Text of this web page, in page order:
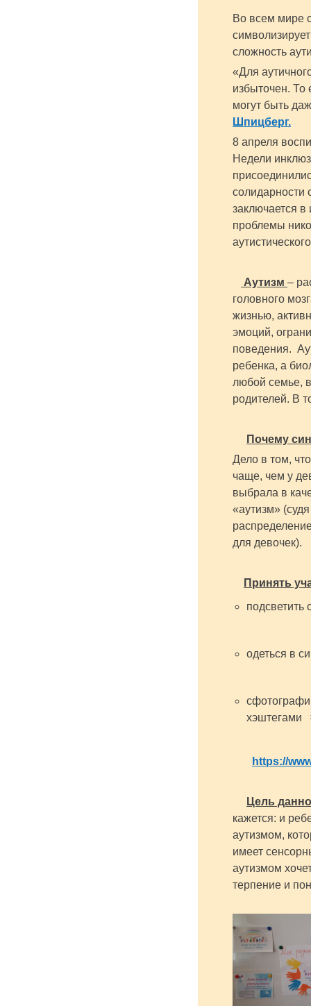
Во всем мире
сложность
«Для
избыточен. То
могут быть
Шпицберг.
8 апреля
Недели
солидарности
заключается
проблемы
Аутизм –
головного
жизнью,
эмоций,
поведения.
ребенка, а
любой семье,
родителей. В
Почему
Дело в том,
чаще, чем у
выбрала в
«аутизм»
для девочек).
Принять
подсветить
одеться в
хэштегами
https://
Цель
кажется: и
аутизмом,
имеет
аутизмом
терпение и